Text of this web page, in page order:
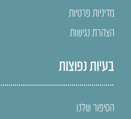
מדיניות פרטיות
הצהרת נגישות
בעיות נפוצות
הסיפור שלנו